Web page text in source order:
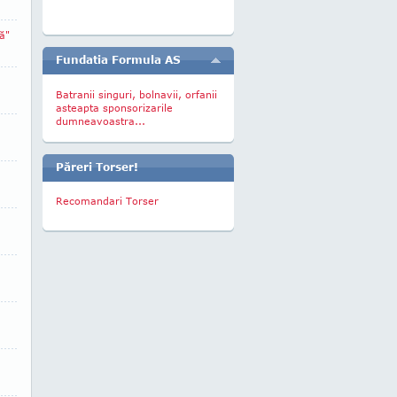
Fundatia Formula AS
Batranii singuri, bolnavii, orfanii
asteapta sponsorizarile
dumneavoastra...
Păreri Torser!
Recomandari Torser